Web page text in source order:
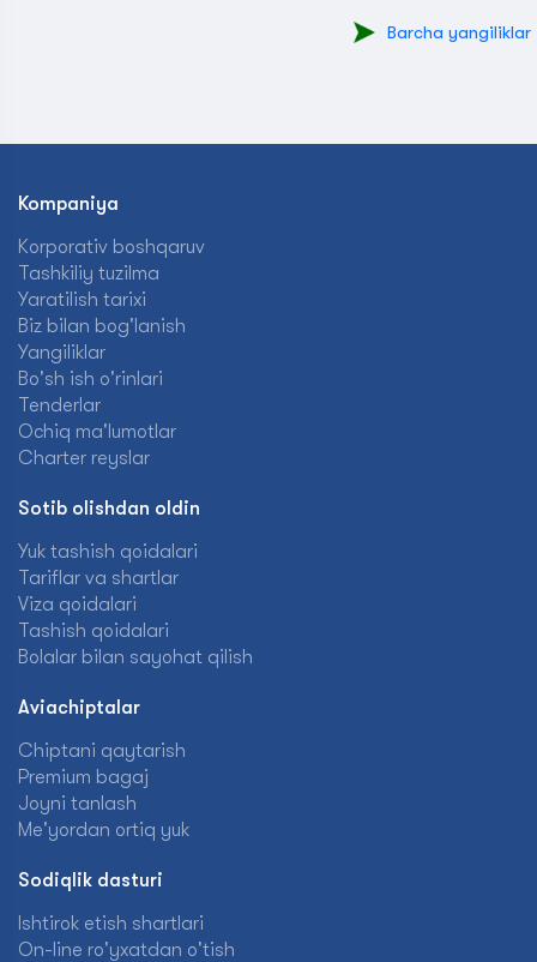
Barcha yangiliklar
Kompaniya
Korporativ boshqaruv
Tashkiliy tuzilma
Yaratilish tarixi
Biz bilan bog'lanish
Yangiliklar
Bo'sh ish o'rinlari
Tenderlar
Ochiq ma'lumotlar
Charter reyslar
Sotib olishdan oldin
Yuk tashish qoidalari
Tariflar va shartlar
Viza qoidalari
Tashish qoidalari
Bolalar bilan sayohat qilish
Aviachiptalar
Chiptani qaytarish
Premium bagaj
Joyni tanlash
Me'yordan ortiq yuk
Sodiqlik dasturi
Ishtirok etish shartlari
On-line ro'yxatdan o'tish